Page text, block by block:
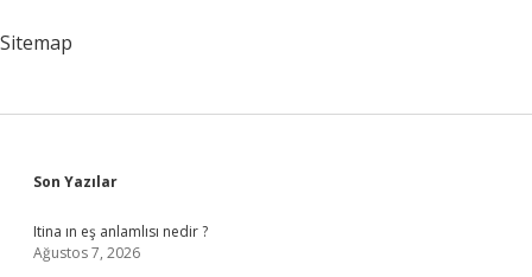
Sitemap
Sidebar
Son Yazılar
Itina ın eş anlamlısı nedir ?
Ağustos 7, 2026